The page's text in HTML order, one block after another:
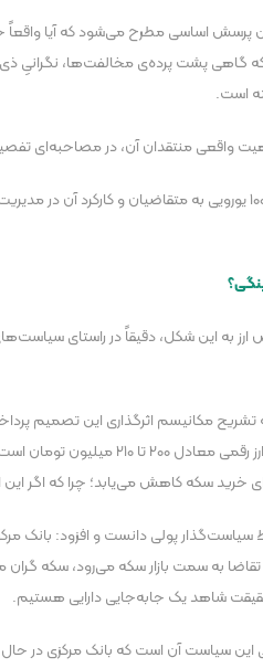
این پرسش اساسی مطرح می‌شود که آیا
که گاهی پشت پرده‌ی مخالفت‌ها،
است.
واقعی منتقدان آن، در مصاحبه‌ای
وی در پاسخ به پرسشی مبنی بر ارزیابی اقدام بانک مرکزی در
به این شکل، دقیقاً در راستای
به تشریح مکانیسم اثرگذاری این تصمیم
خرید سکه کاهش می‌یابد؛ چرا که اگر
پولی دانست و افزود: بانک
به سمت بازار سکه می‌رود، سکه گران
حقیقت شاهد یک جابه‌جایی دارایی هستیم.
این سیاست آن است که بانک مرکزی در